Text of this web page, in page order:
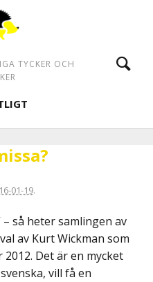
TYCKER OCH
01-19.
så heter samlingen av
av Kurt Wickman som
Det är en mycket
vill få en